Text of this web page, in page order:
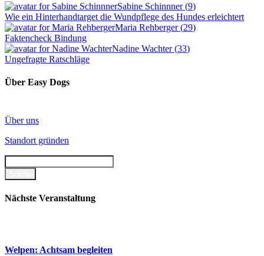
Sabine Schinnner(9)
Wie ein Hinterhandtarget die Wundpflege des Hundes erleichtert
Maria Rehberger(29)
Faktencheck Bindung
Nadine Wachter(33)
Ungefragte Ratschläge
Über Easy Dogs
Über uns
Standort gründen
Nächste Veranstaltung
Welpen: Achtsam begleiten